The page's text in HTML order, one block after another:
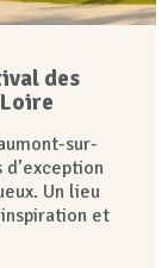
des
sur-
Un lieu
et